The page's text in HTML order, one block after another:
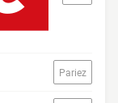
Pariez